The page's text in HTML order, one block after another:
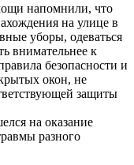
напомнили, что
на улице в
уборы, одеваться
внимательнее к
безопасности и
окон, не
защиты
на оказание
разного